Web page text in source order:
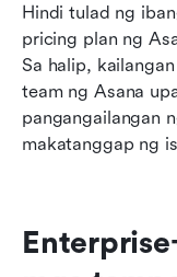
Hindi tulad ng
pricing plan ng
Sa halip,
team ng Asana
pangangailangan
makatanggap ng